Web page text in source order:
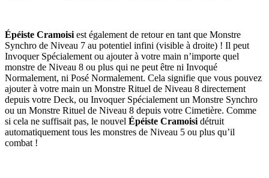
Épéiste Cramoisi est également de retour en tant que Monstre
Synchro de Niveau 7 au potentiel infini (visible à droite) ! Il peut
Invoquer Spécialement ou ajouter à votre main n’importe quel
monstre de Niveau 8 ou plus qui ne peut être ni Invoqué
Normalement, ni Posé Normalement. Cela signifie que vous pouvez
ajouter à votre main un Monstre Rituel de Niveau 8 directement
depuis votre Deck, ou Invoquer Spécialement un Monstre Synchro
ou un Monstre Rituel de Niveau 8 depuis votre Cimetière. Comme
si cela ne suffisait pas, le nouvel Épéiste Cramoisi détruit
automatiquement tous les monstres de Niveau 5 ou plus qu’il
combat !